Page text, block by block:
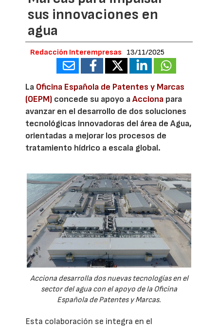
sus innovaciones en
agua
Redacción Interempresas 13/11/2025
La Oficina Española de Patentes y Marcas
(OEPM) concede su apoyo aAcciona para
avanzar en el desarrollo de dos soluciones
tecnológicas innovadoras del área de Agua,
orientadas a mejorar los procesos de
tratamiento hídrico a escala global.
Acciona desarrolla dos nuevas tecnologías en el
sector del agua con el apoyo de la Oficina
Española de Patentes y Marcas.
Esta colaboración se integra en el